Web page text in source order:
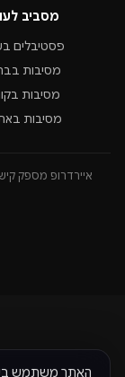
מסביב
פסטיבלים
מסיבות
מסיבות
מסיבות
איירדרופ מספק
האתר משתמש